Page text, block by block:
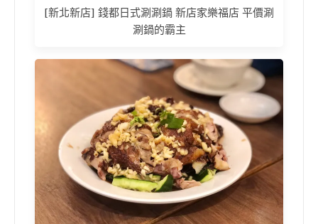
[新北新店] 錢都日式涮涮鍋 新店家樂福店 平價涮
涮鍋的霸主